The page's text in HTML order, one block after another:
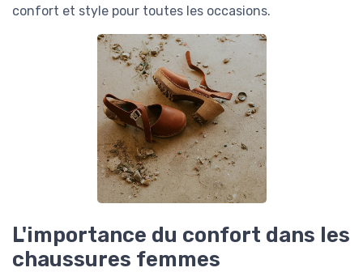
confort et style pour toutes les occasions.
L'importance du confort dans les
chaussures femmes